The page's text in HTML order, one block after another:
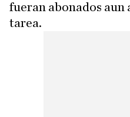
fueran abonados aun
tarea.